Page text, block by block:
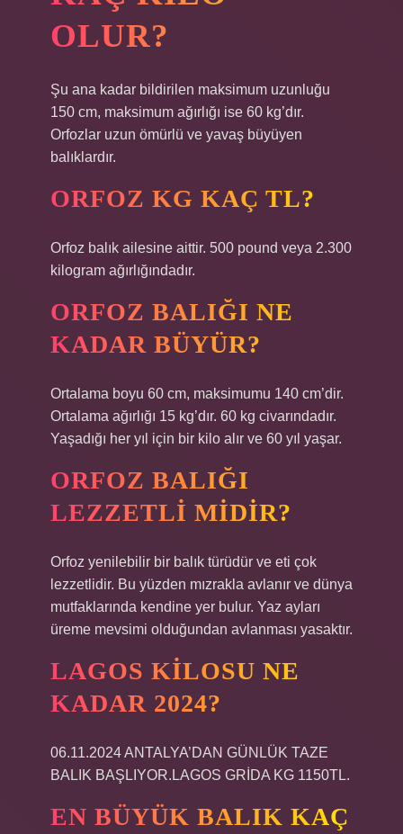
OLUR?
Şu ana kadar bildirilen maksimum uzunluğu
150 cm, maksimum ağırlığı ise 60 kg’dır.
Orfozlar uzun ömürlü ve yavaş büyüyen
balıklardır.
ORFOZ KG KAÇ TL?
Orfoz balık ailesine aittir. 500 pound veya 2.300
kilogram ağırlığındadır.
ORFOZ BALIĞI NE
KADAR BÜYÜR?
Ortalama boyu 60 cm, maksimumu 140 cm’dir.
Ortalama ağırlığı 15 kg’dır. 60 kg civarındadır.
Yaşadığı her yıl için bir kilo alır ve 60 yıl yaşar.
ORFOZ BALIĞI
LEZZETLI MIDIR?
Orfoz yenilebilir bir balık türüdür ve eti çok
lezzetlidir. Bu yüzden mızrakla avlanır ve dünya
mutfaklarında kendine yer bulur. Yaz ayları
üreme mevsimi olduğundan avlanması yasaktır.
LAGOS KILOSU NE
KADAR 2024?
06.11.2024 ANTALYA’DAN GÜNLÜK TAZE
BALIK BAŞLIYOR.LAGOS GRİDA KG 1150TL.
EN BÜYÜK BALIK KAÇ